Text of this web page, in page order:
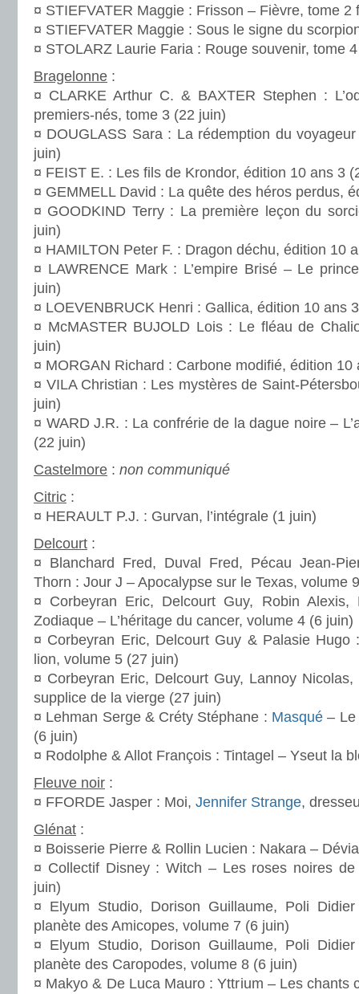
¤ STIEFVATER Maggie : Frisson – Fièvre, tome 2
¤ STIEFVATER Maggie : Sous le signe du
¤ STOLARZ Laurie Faria : Rouge souvenir, tome
Bragelonne :
¤ CLARKE Arthur C. & BAXTER Stephen :
premiers-nés, tome 3 (22 juin)
¤ DOUGLASS Sara : La rédemption du
juin)
¤ FEIST E. : Les fils de Krondor, édition 10 ans 3
¤ GEMMELL David : La quête des héros perdus,
¤ GOODKIND Terry : La première leçon du
juin)
¤ HAMILTON Peter F. : Dragon déchu, édition 10
¤ LAWRENCE Mark : L’empire Brisé – Le
juin)
¤ LOEVENBRUCK Henri : Gallica, édition 10 ans
¤ McMASTER BUJOLD Lois : Le fléau de
juin)
¤ MORGAN Richard : Carbone modifié, édition 10
¤ VILA Christian : Les mystères de Saint-
juin)
¤ WARD J.R. : La confrérie de la dague noire –
(22 juin)
Castelmore : non communiqué
Citric :
¤ HERAULT P.J. : Gurvan, l’intégrale (1 juin)
Delcourt :
¤ Blanchard Fred, Duval Fred, Pécau Jean-
Thorn : Jour J – Apocalypse sur le Texas, volume
¤ Corbeyran Eric, Delcourt Guy, Robin Alexis,
Zodiaque – L’héritage du cancer, volume 4 (6 juin)
¤ Corbeyran Eric, Delcourt Guy & Palasie
lion, volume 5 (27 juin)
¤ Corbeyran Eric, Delcourt Guy, Lannoy
supplice de la vierge (27 juin)
¤ Lehman Serge & Créty Stéphane : Masqué – Le
(6 juin)
¤ Rodolphe & Allot François : Tintagel – Yseut la
Fleuve noir :
¤ FFORDE Jasper : Moi, Jennifer Strange,
Glénat :
¤ Boisserie Pierre & Rollin Lucien : Nakara –
¤ Collectif Disney : Witch – Les roses noires
juin)
¤ Elyum Studio, Dorison Guillaume, Poli
planète des Amicopes, volume 7 (6 juin)
¤ Elyum Studio, Dorison Guillaume, Poli
planète des Caropodes, volume 8 (6 juin)
¤ Makyo & De Luca Mauro : Yttrium – Les chants